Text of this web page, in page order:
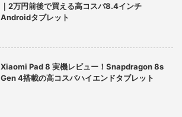
｜2万円前後で買える高コスパ8.4インチ
Androidタブレット
Xiaomi Pad 8 実機レビュー！Snapdragon 8s
Gen 4搭載の高コスパハイエンドタブレット